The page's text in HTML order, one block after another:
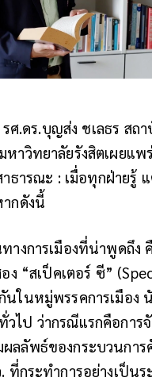
ศ.ดร.บุญส่ง ชเลธร สถ
หาวิทยาลัยรังสิตเผยแพ
าธารณะ : เมื่อทุกฝ่ายรู้
กดังนี้
ทางการเมืองที่น่าพูดถึง
ง “สเป็คเตอร์ ซี”
นในหมู่พรรคการเมือง
ไป ว่ากรณีแรกคือการจั
ลลัพธ์ของกระบวนการ
ที่กระทำการอย่างเป็น